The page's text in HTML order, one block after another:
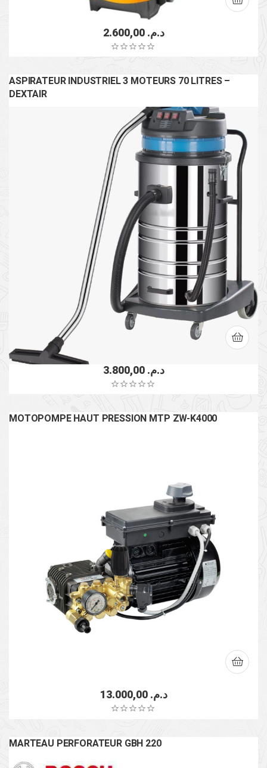
د.م.2.600,00
ASPIRATEUR INDUSTRIEL 3 MOTEURS 70 LITRES –
DEXTAIR
د.م.3.800,00
MOTOPOMPE HAUT PRESSION MTP ZW-K4000
د.م.13.000,00
MARTEAU PERFORATEUR GBH 220